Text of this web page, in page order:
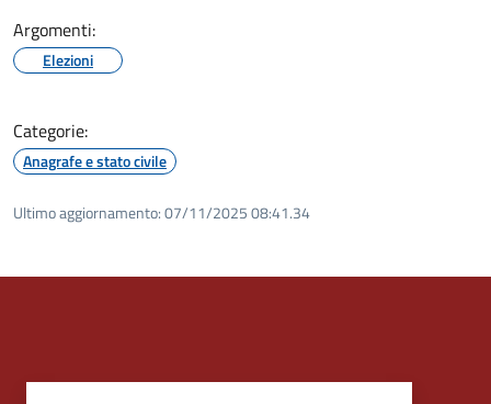
Argomenti:
Elezioni
Categorie:
Anagrafe e stato civile
Ultimo aggiornamento:07/11/2025 08:41.34